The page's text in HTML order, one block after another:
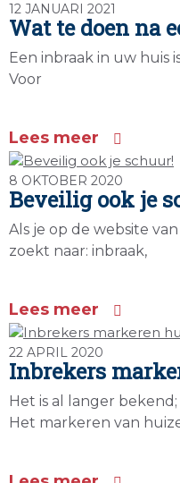
Wat te doen na
12 JANUARI 2021
Een inbraak in uw huis
Voor
Lees meer
Beveilig ook je
8 OKTOBER 2020
Als je op de website
zoekt naar: inbraak,
Lees meer
Inbrekers
22 APRIL 2020
Het is al langer
Het markeren van